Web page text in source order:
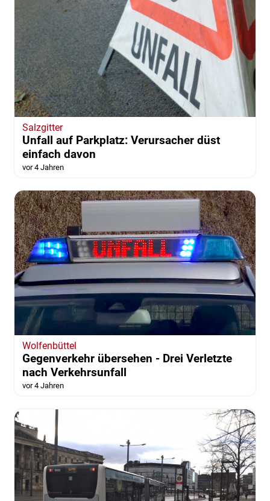
Salzgitter
Unfall auf Parkplatz: Verursacher düst
einfach davon
vor 4 Jahren
Wolfenbüttel
Gegenverkehr übersehen - Drei Verletzte
nach Verkehrsunfall
vor 4 Jahren